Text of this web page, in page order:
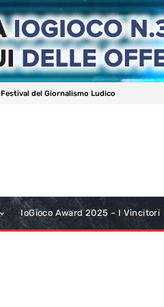
Festival del Giornalismo Ludico
IoGioco Award 2025 – I Vincitori